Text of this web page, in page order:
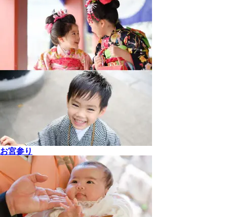
お宮参り